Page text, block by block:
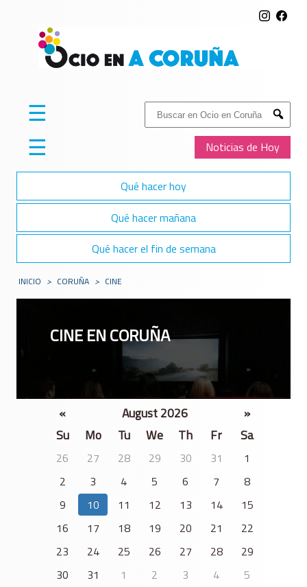
Buscar:
Submit
Noticias de Hoy
☰
☰
Qué hacer hoy
Qué hacer mañana
Qué hacer el fin de semana
INICIO > CORUÑA > CINE
CINE EN CORUÑA
« August 2026
»
Su
Mo Tu We Th Fr Sa
26 27 28 29 30 31
1
2
3 4 5 6 7
8
9
10 11 12 13 14
15
16
17 18 19 20 21
22
23
24 25 26 27 28
29
30
31 1 2 3 4 5